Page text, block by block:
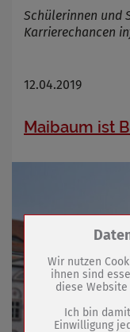
Schülerinnen und
Karrierechancen
12.04.2019
Maibaum ist
Zum
Name
Anbieter
Wir nutzen
ihnen sind
diese
Ich bin
Einwilligung